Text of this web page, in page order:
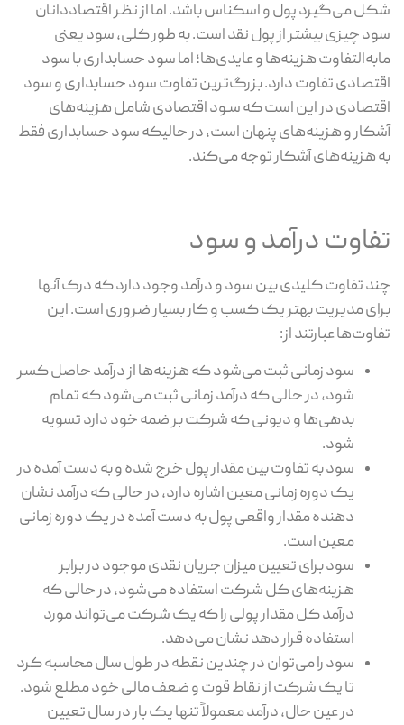
شکل می‌گیرد پول و اسکناس باشد. اما از نظر اقتصاددانان
سود چیزی بیشتر از پول نقد است. به طور کلی، سود یعنی
مابه‌التفاوت هزینه‌ها و عایدی‌ها؛ اما سود حسابداری با سود
اقتصادی تفاوت دارد. بزرگ‌ترین تفاوت سود حسابداری و سود
اقتصادی در این است که سـود اقتصادی شامل هزینه‌های
آشکار و هزینه‌های پنهان است، در حالیکه سود حسابداری فقط
به هزینه‌های آشکار توجه می‌کند.
تفاوت درآمد و سود
چند تفاوت کلیدی بین سود و درآمد وجود دارد که درک آنها
برای مدیریت بهتر یک کسب و کار بسیار ضروری است. این
تفاوت‌‎ها عبارتند از:
سود زمانی ثبت می‌شود که هزینه‌ها از درآمد حاصل کسر
شود، در حالی که درآمد زمانی ثبت می‌شود که تمام
بدهی‌ها و دیونی که شرکت بر ضمه خود دارد تسویه
شود.
سود به تفاوت بین مقدار پول خرج شده و به دست آمده در
یک دوره زمانی معین اشاره دارد، در حالی که درآمد نشان
دهنده مقدار واقعی پول به دست آمده در یک دوره زمانی
معین است.
سود برای تعیین میزان جریان نقدی موجود در برابر
هزینه‌های کل شرکت استفاده می‌شود، در حالی که
درآمد کل مقدار پولی را که یک شرکت می‌تواند مورد
استفاده قرار دهد نشان می‌دهد.
سود را می‌توان در چندین نقطه در طول سال محاسبه کرد
تا یک شرکت از نقاط قوت و ضعف مالی خود مطلع شود.
در عین حال، درآمد معمولاً تنها یک بار در سال تعیین